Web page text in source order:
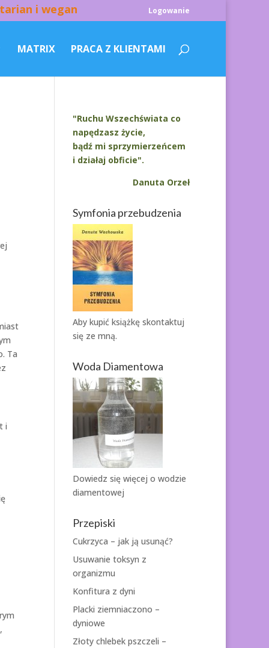
i wegan Logowanie
MATRIX PRACA Z KLIENTAMI
Ta
i
"Ruchu Wszechświata co
napędzasz życie,
bądź mi sprzymierzeńcem
i działaj obficie".
Danuta Orzeł
Symfonia przebudzenia
Aby kupić książkę skontaktuj
się ze mną.
Woda Diamentowa
Dowiedz się więcej o wodzie
diamentowej
Przepiski
Cukrzyca – jak ją usunąć?
Usuwanie toksyn z
organizmu
Konfitura z dyni
Placki ziemniaczono –
dyniowe
Złoty chlebek pszczeli –